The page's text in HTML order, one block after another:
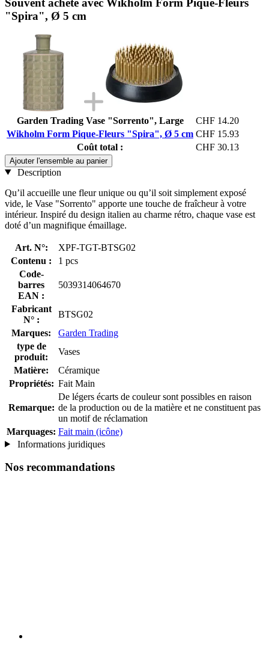
Souvent acheté avec Wikholm Form Pique-Fleurs
"Spira", Ø 5 cm
Garden Trading Vase "Sorrento", Large
CHF 14.20
Wikholm Form Pique-Fleurs "Spira", Ø 5 cm CHF 15.93
Coût total :
CHF 30.13
Ajouter l'ensemble au panier
Description
Qu’il accueille une fleur unique ou qu’il soit simplement exposé
vide, le Vase "Sorrento" apporte une touche de fraîcheur à votre
intérieur. Inspiré du design italien au charme rétro, chaque vase est
doté d’un magnifique émaillage.
Art. N°:
XPF-TGT-BTSG02
Contenu :
1 pcs
Code-
barres
EAN :
5039314064670
Fabricant
N° :
BTSG02
Marques:
Garden Trading
type de
produit:
Vases
Matière:
Céramique
Propriétés: Fait Main
Remarque:
De légers écarts de couleur sont possibles en raison
de la production ou de la matière et ne constituent pas
un motif de réclamation
Marquages: Fait main (icône)
Informations juridiques
Nos recommandations